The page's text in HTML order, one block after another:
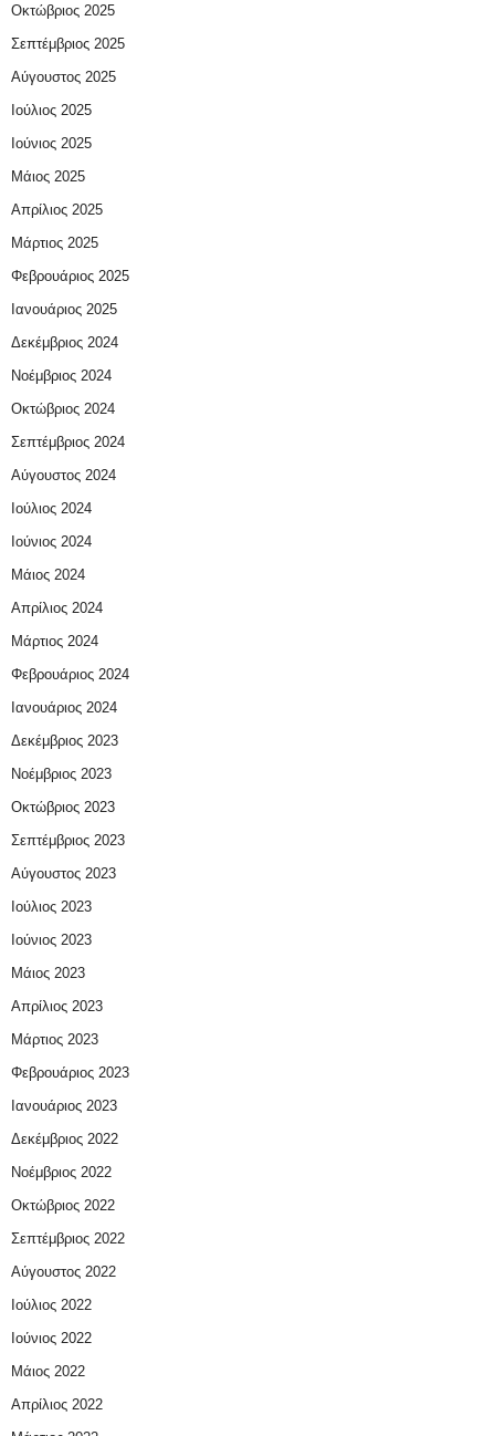
Οκτώβριος 2025
Σεπτέμβριος 2025
Αύγουστος 2025
Ιούλιος 2025
Ιούνιος 2025
Μάιος 2025
Απρίλιος 2025
Μάρτιος 2025
Φεβρουάριος 2025
Ιανουάριος 2025
Δεκέμβριος 2024
Νοέμβριος 2024
Οκτώβριος 2024
Σεπτέμβριος 2024
Αύγουστος 2024
Ιούλιος 2024
Ιούνιος 2024
Μάιος 2024
Απρίλιος 2024
Μάρτιος 2024
Φεβρουάριος 2024
Ιανουάριος 2024
Δεκέμβριος 2023
Νοέμβριος 2023
Οκτώβριος 2023
Σεπτέμβριος 2023
Αύγουστος 2023
Ιούλιος 2023
Ιούνιος 2023
Μάιος 2023
Απρίλιος 2023
Μάρτιος 2023
Φεβρουάριος 2023
Ιανουάριος 2023
Δεκέμβριος 2022
Νοέμβριος 2022
Οκτώβριος 2022
Σεπτέμβριος 2022
Αύγουστος 2022
Ιούλιος 2022
Ιούνιος 2022
Μάιος 2022
Απρίλιος 2022